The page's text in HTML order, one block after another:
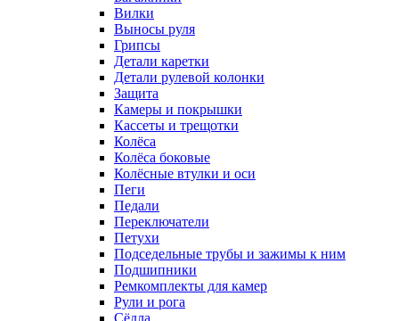
Вилки
Выносы руля
Грипсы
Детали каретки
Детали рулевой колонки
Защита
Камеры и покрышки
Кассеты и трещотки
Колёса
Колёса боковые
Колёсные втулки и оси
Пеги
Педали
Переключатели
Петухи
Подседельные трубы и зажимы к ним
Подшипники
Ремкомплекты для камер
Рули и рога
Сёдла